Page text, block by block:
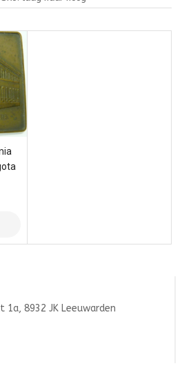
1a, 8932 JK Leeuwarden